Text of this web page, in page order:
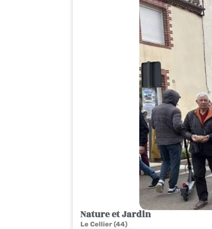
Nature et Jardin
Le Cellier (44)